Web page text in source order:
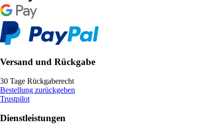
Versand und Rückgabe
30 Tage Rückgaberecht
Bestellung zurückgeben
Trustpilot
Dienstleistungen